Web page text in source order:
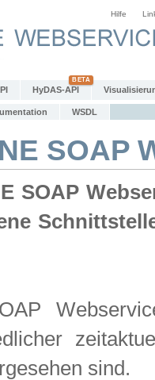
Hilfe
HyDAS-API
WSDL
SOAP
SOAP
sind.